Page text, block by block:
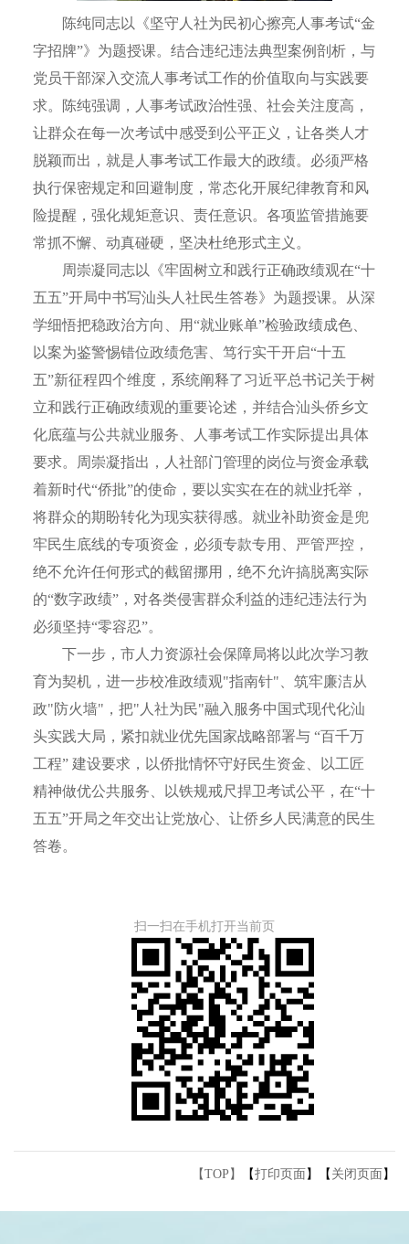
陈纯同志以《坚守人社为民初心擦亮人事考试“金
字招牌”》为题授课。结合违纪违法典型案例剖析，与
党员干部深入交流人事考试工作的价值取向与实践要
求。陈纯强调，人事考试政治性强、社会关注度高，
让群众在每一次考试中感受到公平正义，让各类人才
脱颖而出，就是人事考试工作最大的政绩。 必须严格
执行保密规定和回避制度，常态化开展纪律教育和风
险提醒，强化规矩意识、责任意识。各项监管措施要
常抓不懈、动真碰硬，坚决杜绝形式主义。
周崇凝同志以《牢固树立和践行正确政绩观在“十
五五”开局中书写汕头人社民生答卷》为题授课。从深
学细悟把稳政治方向、用“就业账单”检验政绩成色、
以案为鉴警惕错位政绩危害、笃行实干开启“十五
五”新征程四个维度，系统阐释了习近平总书记关于树
立和践行正确政绩观的重要论述，并结合汕头侨乡文
化底蕴与公共就业服务、人事考试工作实际提出具体
要求。周崇凝指出，人社部门管理的岗位与资金承载
着新时代“侨批”的使命，要以实实在在的就业托举，
将群众的期盼转化为现实获得感。就业补助资金是兜
牢民生底线的专项资金，必须专款专用、严管严控，
绝不允许任何形式的截留挪用，绝不允许搞脱离实际
的“数字政绩”，对各类侵害群众利益的违纪违法行为
必须坚持“零容忍”。
下一步，市人力资源社会保障局将以此次学习教
育为契机，进一步校准政绩观"指南针"、筑牢廉洁从
政"防火墙"，把"人社为民"融入服务中国式现代化汕
头实践大局， 紧扣就业优先国家战略部署与 “百千万
工程” 建设要求， 以侨批情怀守好民生资金、以工匠
精神做优公共服务、以铁规戒尺捍卫考试公平，在“十
五五”开局之年交出让党放心、让侨乡人民满意的民生
答卷。
扫一扫在手机打开当前页
【TOP】 【打印页面 】【 关闭页面 】